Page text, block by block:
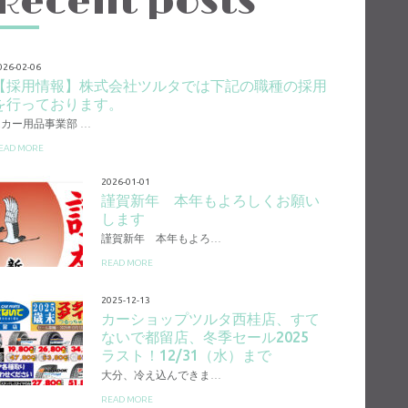
02-06
採用情報】株式会社ツルタでは下記の職種の採用
行っております。
ー用品事業部 …
MORE
2026-01-01
謹賀新年 本年もよろしくお願い
します
謹賀新年 本年もよろ…
READ MORE
2025-12-13
カーショップツルタ西桂店、すて
ないで都留店、冬季セール2025
ラスト！12/31（水）まで
大分、冷え込んできま…
READ MORE